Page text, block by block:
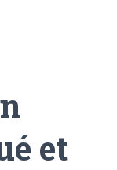
et